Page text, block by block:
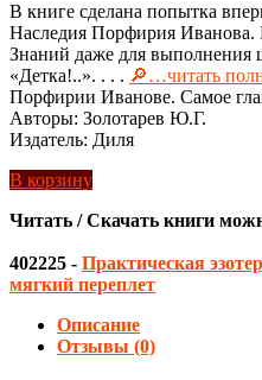
В книге сделана попытка
Наследия Порфирия Иванова.
Знаний даже для выполнения
«Детка!..». . . . 🔎…читать
Порфирии Иванове. Самое
Авторы: Золотарев Ю.Г.
Издатель: Диля
В корзину
Читать / Скачать книги
402225 - Практическая
мягкий переплет
Описание
Отзывы (0)